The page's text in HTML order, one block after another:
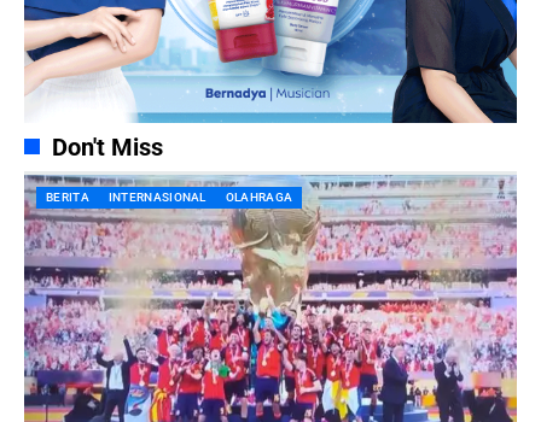
Don't Miss
BERITA INTERNASIONAL OLAHRAGA